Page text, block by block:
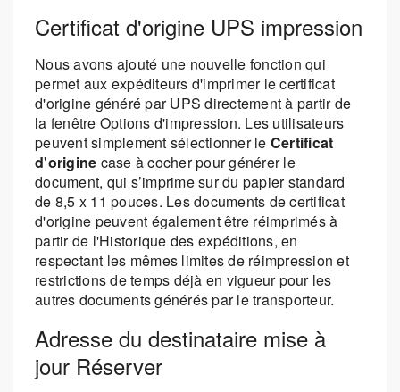
Certificat d'origine UPS impression
Nous avons ajouté une nouvelle fonction qui
permet aux expéditeurs d'imprimer le certificat
d'origine généré par UPS directement à partir de
la fenêtre Options d'impression. Les utilisateurs
peuvent simplement sélectionner le Certificat
d'origine case à cocher pour générer le
document, qui s’imprime sur du papier standard
de 8,5 x 11 pouces. Les documents de certificat
d'origine peuvent également être réimprimés à
partir de l'Historique des expéditions, en
respectant les mêmes limites de réimpression et
restrictions de temps déjà en vigueur pour les
autres documents générés par le transporteur.
Adresse du destinataire mise à
jour Réserver